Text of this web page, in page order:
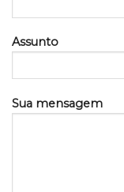
Assunto
Sua mensagem